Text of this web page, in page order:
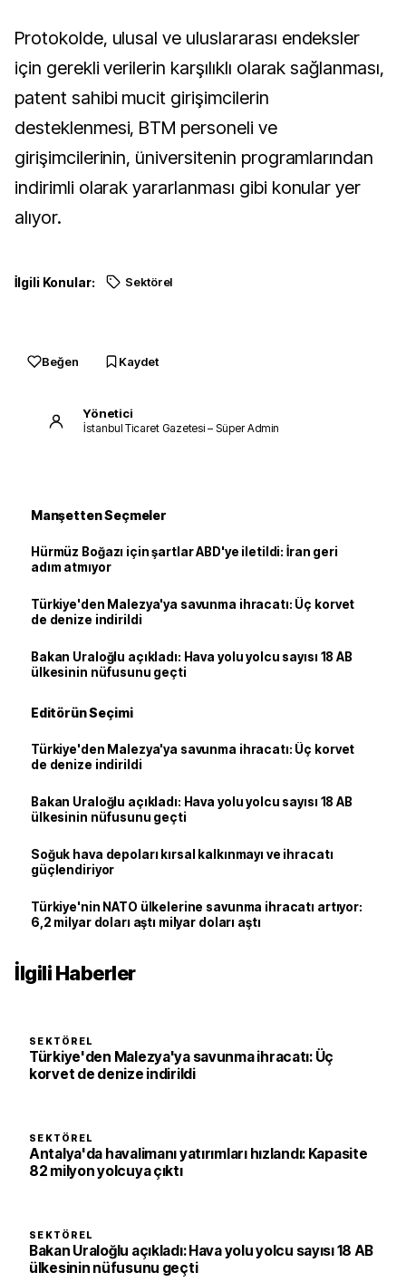
Protokolde, ulusal ve uluslararası endeksler
için gerekli verilerin karşılıklı olarak sağlanması,
patent sahibi mucit girişimcilerin
desteklenmesi, BTM personeli ve
girişimcilerinin, üniversitenin programlarından
indirimli olarak yararlanması gibi konular yer
alıyor.
İlgili Konular: Sektörel
Beğen Kaydet
Yönetici
İstanbul Ticaret Gazetesi – Süper Admin
Manşetten Seçmeler
Hürmüz Boğazı için şartlar ABD'ye iletildi: İran geri
adım atmıyor
Türkiye'den Malezya'ya savunma ihracatı: Üç korvet
de denize indirildi
Bakan Uraloğlu açıkladı: Hava yolu yolcu sayısı 18 AB
ülkesinin nüfusunu geçti
Editörün Seçimi
Türkiye'den Malezya'ya savunma ihracatı: Üç korvet
de denize indirildi
Bakan Uraloğlu açıkladı: Hava yolu yolcu sayısı 18 AB
ülkesinin nüfusunu geçti
Soğuk hava depoları kırsal kalkınmayı ve ihracatı
güçlendiriyor
Türkiye'nin NATO ülkelerine savunma ihracatı artıyor:
6,2 milyar doları aştı milyar doları aştı
İlgili Haberler
SEKTÖREL
Türkiye'den Malezya'ya savunma ihracatı: Üç
korvet de denize indirildi
SEKTÖREL
Antalya'da havalimanı yatırımları hızlandı: Kapasite
82 milyon yolcuya çıktı
SEKTÖREL
Bakan Uraloğlu açıkladı: Hava yolu yolcu sayısı 18 AB
ülkesinin nüfusunu geçti